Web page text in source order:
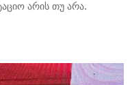
არის თუ არა.